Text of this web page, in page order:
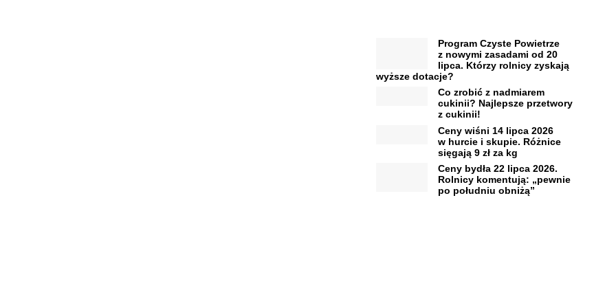
Program Czyste Powietrze
z nowymi zasadami od 20
lipca. Którzy rolnicy zyskają
wyższe dotacje?
Co zrobić z nadmiarem
cukinii? Najlepsze przetwory
z cukinii!
Ceny wiśni 14 lipca 2026
w hurcie i skupie. Różnice
sięgają 9 zł za kg
Ceny bydła 22 lipca 2026.
Rolnicy komentują: „pewnie
po południu obniżą”